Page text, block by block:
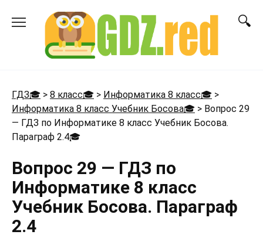
ГДЗ🎓 > 8 класс🎓 > Информатика 8 класс🎓 >
Информатика 8 класс Учебник Босова🎓 > Вопрос 29
— ГДЗ по Информатике 8 класс Учебник Босова.
Параграф 2.4🎓
Вопрос 29 — ГДЗ по
Информатике 8 класс
Учебник Босова. Параграф
2.4